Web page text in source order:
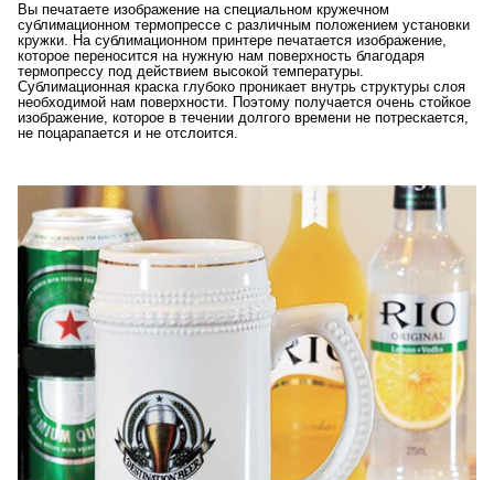
Вы печатаете изображение на специальном кружечном
сублимационном термопрессе с различным положением установки
кружки. На сублимационном принтере печатается изображение,
которое переносится на нужную нам поверхность благодаря
термопрессу под действием высокой температуры.
Сублимационная краска глубоко проникает внутрь структуры слоя
необходимой нам поверхности. Поэтому получается очень стойкое
изображение, которое в течении долгого времени не потрескается,
не поцарапается и не отслоится.